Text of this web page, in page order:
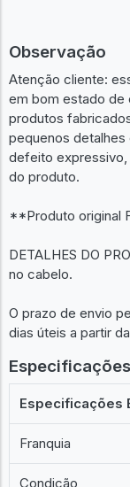
Observação
Atenção cliente:
em bom estado
produtos
pequenos detalhes
defeito
do produto.
**Produto original
DETALHES DO
no cabelo.
O prazo de envio
dias úteis a partir
Especificações
Especificações
Franquia
Condição